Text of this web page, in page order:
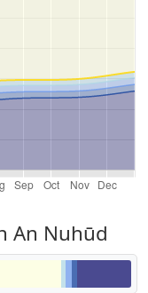
An Nuhūd